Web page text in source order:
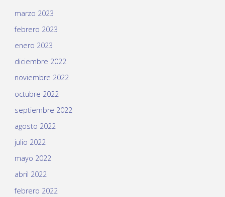
marzo 2023
febrero 2023
enero 2023
diciembre 2022
noviembre 2022
octubre 2022
septiembre 2022
agosto 2022
julio 2022
mayo 2022
abril 2022
febrero 2022